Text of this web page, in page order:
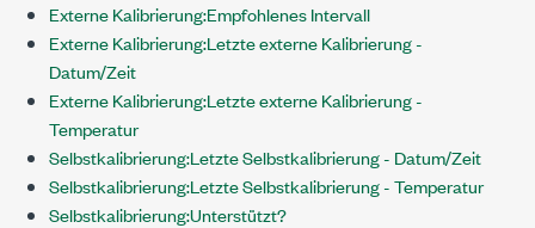
Externe Kalibrierung:Empfohlenes Intervall
Externe Kalibrierung:Letzte externe Kalibrierung -
Datum/Zeit
Externe Kalibrierung:Letzte externe Kalibrierung -
Temperatur
Selbstkalibrierung:Letzte Selbstkalibrierung - Datum/Zeit
Selbstkalibrierung:Letzte Selbstkalibrierung - Temperatur
Selbstkalibrierung:Unterstützt?